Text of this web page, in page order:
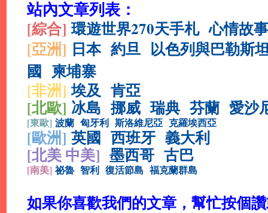
站內文章列表：
[綜合] 環遊世界270天手札 心情故事
[亞洲] 日本 約旦 以色列與巴勒斯
國 柬埔寨
[非洲]埃及 肯亞
[北歐] 冰島 挪威 瑞典 芬蘭 愛沙
[東歐] 波蘭 匈牙利 斯洛維尼亞 克羅埃西亞
[歐洲] 英國 西班牙 義大利
[北美 中美] 墨西哥 古巴
[南美] 祕魯 智利 復活節島 福克蘭群島
如果你喜歡我們的文章，幫忙按個